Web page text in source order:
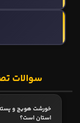
سوالات
خورشت هویج و
استان است؟